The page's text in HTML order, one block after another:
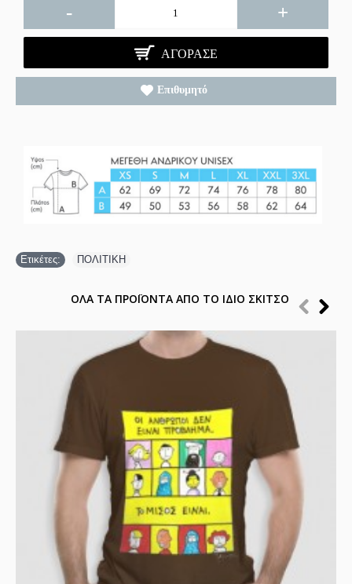
- +
ΑΓΌΡΑΣΕ
Επιθυμητό
Ετικέτες: ΠΟΛΙΤΙΚΗ
ΟΛΑ ΤΑ ΠΡΟΪΟΝΤΑ ΑΠΟ ΤΟ ΙΔΙΟ ΣΚΙΤΣΟ